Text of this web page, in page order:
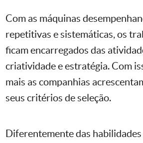
Com as máquinas
repetitivas e sistemáticas, os
ficam encarregados das
criatividade e estratégia. Com
mais as companhias
seus critérios de seleção.
Diferentemente das